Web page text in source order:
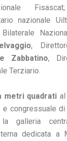
nazionale
,
Zabbatino,
Terziario.
metri quadrati
congressuale di
la galleria
dedicata a